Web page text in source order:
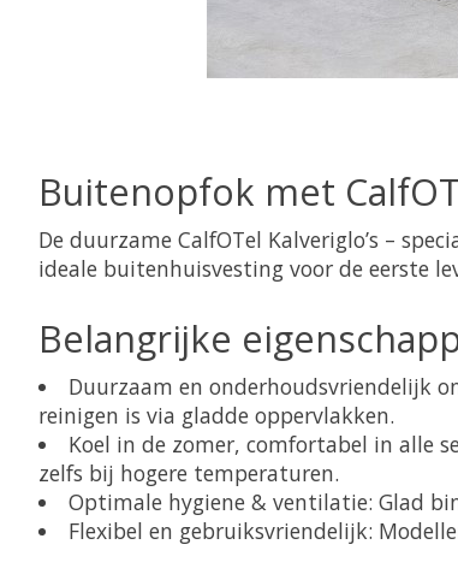
Buitenopfok met
De duurzame CalfOTel Kalveriglo’s –
ideale buitenhuisvesting voor de eerste
Belangrijke
Duurzaam en onderhoudsvriendelijk
reinigen is via gladde oppervlakken.
Koel in de zomer, comfortabel in alle
zelfs bij hogere temperaturen.
Optimale hygiene & ventilatie: Glad
Flexibel en gebruiksvriendelijk: